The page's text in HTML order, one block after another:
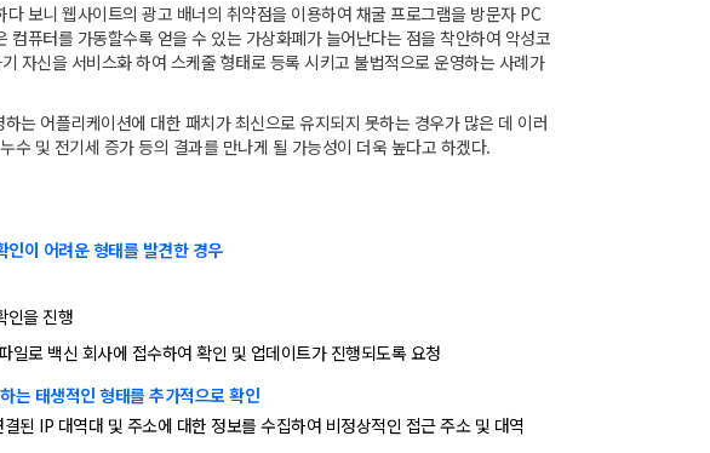
보니 웹사이트의 광고 배너의 취약점을 이용하여 채굴 프로그램을 방문자 PC
퓨터를 가동할수록 얻을 수 있는 가상화폐가 늘어난다는 점을 착안하여 악성코
자신을 서비스화 하여 스케줄 형태로 등록 시키고 불법적으로 운영하는 사례가
는 어플리케이션에 대한 패치가 최신으로 유지되지 못하는 경우가 많은 데 이러
및 전기세 증가 등의 결과를 만나게 될 가능성이 더욱 높다고 하겠다.
이 어려운 형태를 발견한 경우
인을 진행
로 백신 회사에 접수하여 확인 및 업데이트가 진행되도록 요청
는 태생적인 형태를 추가적으로 확인
IP 대역대 및 주소에 대한 정보를 수집하여 비정상적인 접근 주소 및 대역